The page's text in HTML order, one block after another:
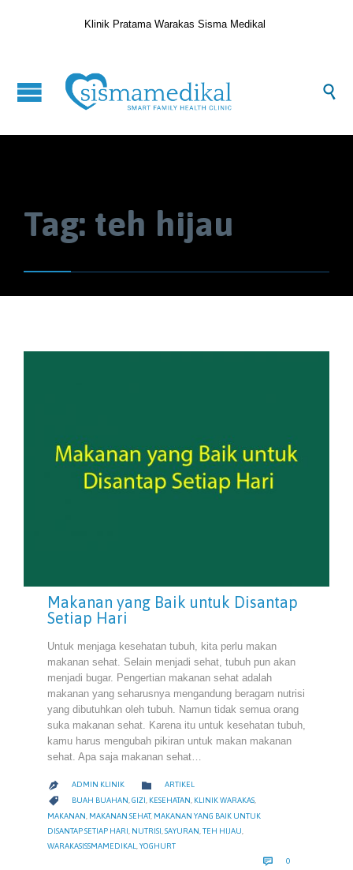
Klinik Pratama Warakas Sisma Medikal

Tag: teh hijau
Makanan yang Baik untuk Disantap
Setiap Hari
Untuk menjaga kesehatan tubuh, kita perlu makan
makanan sehat. Selain menjadi sehat, tubuh pun akan
menjadi bugar. Pengertian makanan sehat adalah
makanan yang seharusnya mengandung beragam nutrisi
yang dibutuhkan oleh tubuh. Namun tidak semua orang
suka makanan sehat. Karena itu untuk kesehatan tubuh,
kamu harus mengubah pikiran untuk makan makanan
sehat. Apa saja makanan sehat…
 ADMIN KLINIK  CATEGORY
ARTIKEL
 CATEGORY
BUAH BUAHAN,GIZI , KESEHATAN, KLINIK WARAKAS,
MAKANAN MAKANAN SEHAT, MAKANAN YANG BAIK UNTUK
DISANTAP SETIAP HARI NUTRISI SAYURAN TEH HIJAU
WARAKASISSMAMEDIKAL
YOGHURT
 0